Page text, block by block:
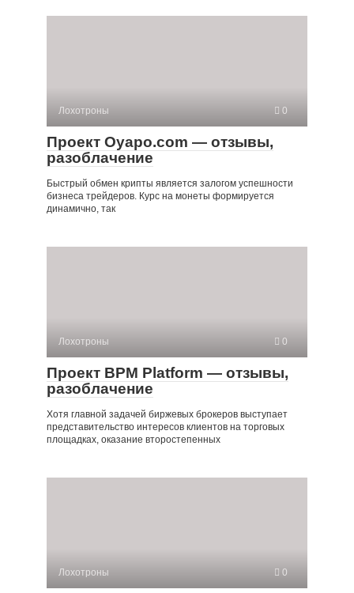
Лохотроны 0
Проект Oyapo.com — отзывы,
разоблачение
Быстрый обмен крипты является залогом успешности
бизнеса трейдеров. Курс на монеты формируется
динамично, так
Лохотроны 0
Проект BPM Platform — отзывы,
разоблачение
Хотя главной задачей биржевых брокеров выступает
представительство интересов клиентов на торговых
площадках, оказание второстепенных
Лохотроны 0